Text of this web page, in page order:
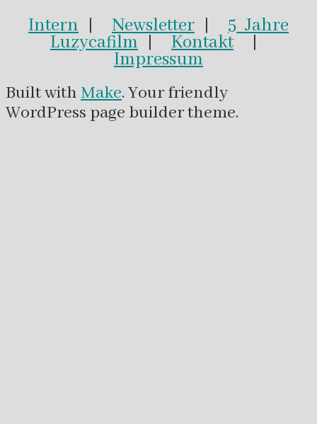
Intern | Newsletter | 5 Jahre
Luzycafilm | Kontakt|
Impressum
Built withMake. Your friendly
WordPress page builder theme.